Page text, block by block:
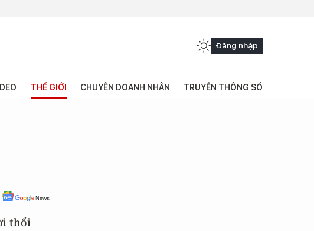
Đăng nhập
THẾ GIỚI CHUYỆN DOANH NHÂN TRUYỀN THÔNG SỐ
thổi